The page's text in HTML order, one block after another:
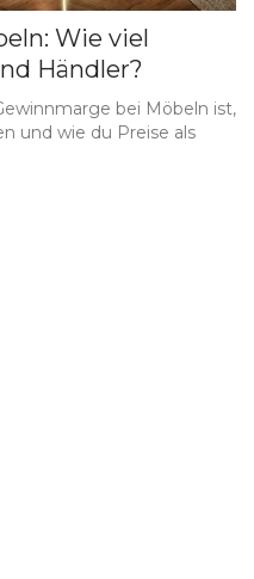
Wie viel
Händler?
bei Möbeln ist,
und wie du Preise als